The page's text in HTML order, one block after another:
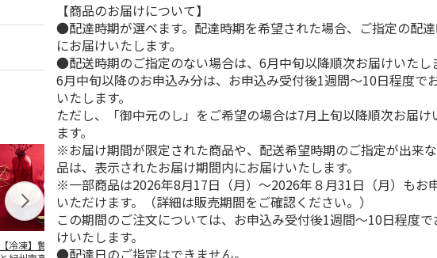
【冷凍】贅沢まるご
【冷凍】なかほら牧
【
【商品のお届けについて】
●配達時期が選べます。配達時期を希望された場合、ご指定の配
にお届けいたします。
●配送時期のご指定のない場合は、6月中旬以降順次お届けいたし
6月中旬以降のお申込み分は、お申込み受付後1週間～10日程度で
いたします。
ただし、「御中元のし」をご希望の場合は7月上旬以降順次お届け
ます。
※お届け期間が限定された商品や、配送希望時期のご指定が出来
品は、表示されたお届け期間内にお届けいたします。
※一部商品は2026年8月17日（月）～2026年８月31日（月）もお
いただけます。（詳細は販売期間をご確認ください。）
この期間のご注文については、お申込み受付後1週間～10日程度で
けいたします。
●配達日のご指定はできません。